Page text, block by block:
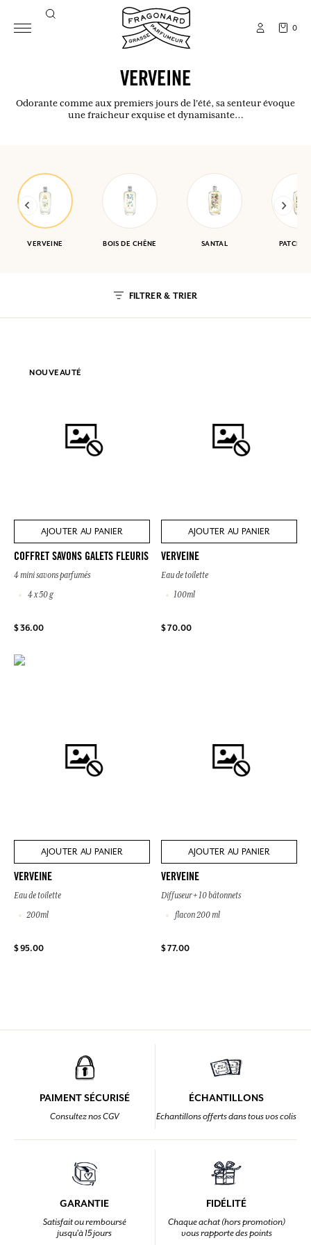
0
VERVEINE
Odorante comme aux premiers jours de l'été, sa senteur évoque
une fraicheur exquise et dynamisante…
VERVEINE BOIS DE CHÊNE SANTAL
FILTRER & TRIER
NOUVEAUTÉ
AJOUTER AU PANIER
COFFRET SAVONS GALETS FLEURIS
4 mini savons parfumés
4 x 50 g
$ 36.00
AJOUTER AU PANIER
VERVEINE
Eau de toilette
100ml
$ 70.00
AJOUTER AU PANIER
VERVEINE
Eau de toilette
200ml
$ 95.00
AJOUTER AU PANIER
VERVEINE
Diffuseur + 10 bâtonnets
flacon 200 ml
$ 77.00
PAIMENT SÉCURISÉ
Consultez nos CGV
ÉCHANTILLONS
Echantillons offerts dans tous vos colis
GARANTIE
Satisfait ou remboursé
jusqu'à 15 jours
FIDÉLITÉ
Chaque achat (hors promotion)
vous rapporte des points